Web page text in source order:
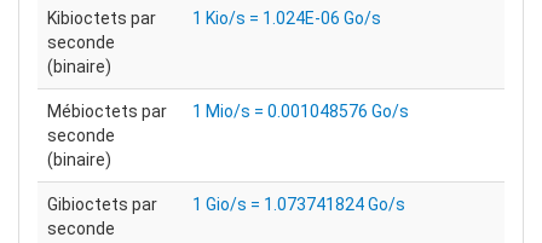
Kibioctets par
seconde
(binaire)
1 Kio/s = 1.024E-06 Go/s
Mébioctets par
seconde
(binaire)
1 Mio/s = 0.001048576 Go/s
Gibioctets par
seconde
1 Gio/s = 1.073741824 Go/s